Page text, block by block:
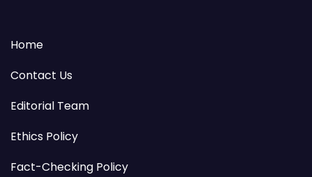
Home
Contact Us
Editorial Team
Ethics Policy
Fact-Checking Policy